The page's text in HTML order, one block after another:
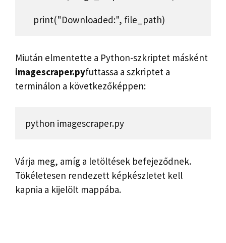
print("Downloaded:", file_path)
Miután elmentette a Python-szkriptet másként
imagescraper.pyfuttassa a szkriptet a
terminálon a következőképpen:
python imagescraper.py
Várja meg, amíg a letöltések befejeződnek.
Tökéletesen rendezett képkészletet kell
kapnia a kijelölt mappába.